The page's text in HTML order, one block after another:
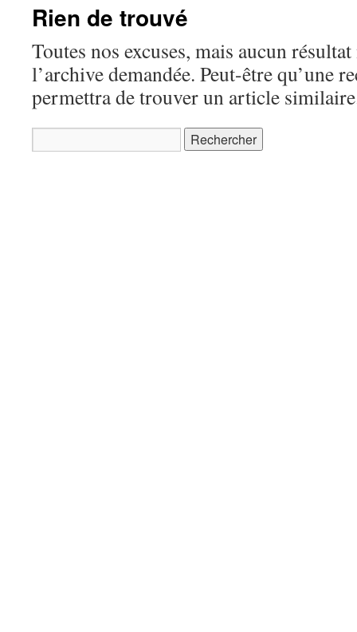
Rien de trouvé
Toutes nos excuses, mais aucun
l’archive demandée. Peut-être qu’une
permettra de trouver un article